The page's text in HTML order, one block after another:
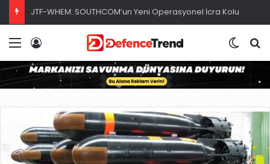
JTF-WHEM: SOUTHCOM’un Yeni Operasyonel İcra Kolu
Menü Dış